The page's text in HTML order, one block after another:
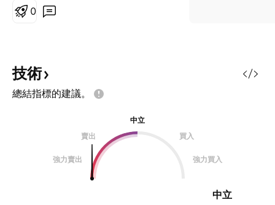
0
技術
總結指標的建議。
中立
賣出
買入
強力賣出 強力買入
中立